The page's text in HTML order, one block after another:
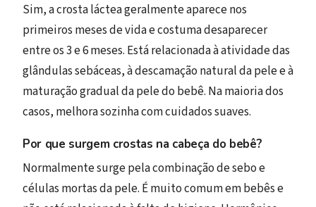
Sim, a crosta láctea geralmente aparece nos
primeiros meses de vida e costuma desaparecer
entre os 3 e 6 meses. Está relacionada à atividade das
glândulas sebáceas, à descamação natural da pele e à
maturação gradual da pele do bebê. Na maioria dos
casos, melhora sozinha com cuidados suaves.
Por que surgem crostas na cabeça do bebê?
Normalmente surge pela combinação de sebo e
células mortas da pele. É muito comum em bebês e